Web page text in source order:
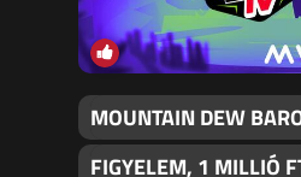
MOUNTAIN DEW
FIGYELEM, 1 MILLIÓ